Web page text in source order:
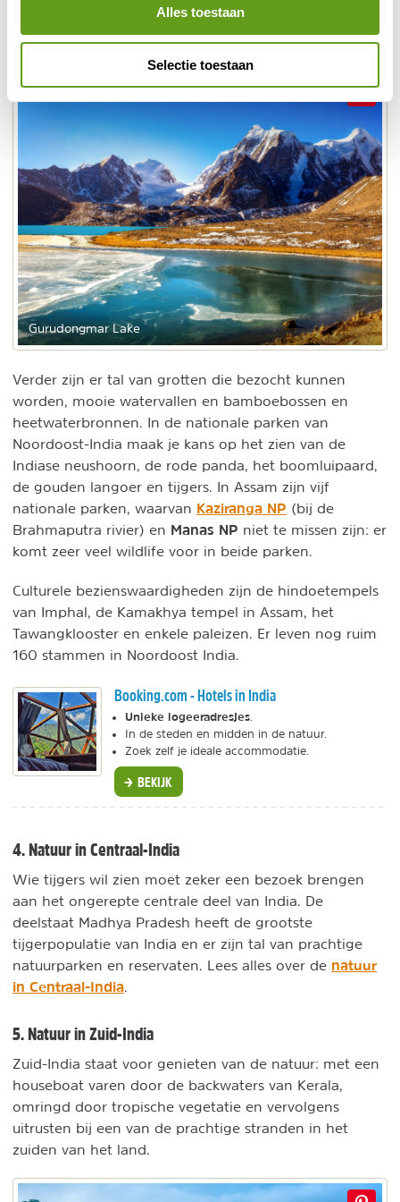
Alles toestaan
Selectie toestaan
zicht op de derde hoogste berg op aarde (8.586 m) in
het Kangchenjunga NP.
Gurudongmar Lake
Verder zijn er tal van grotten die bezocht kunnen
worden, mooie watervallen en bamboebossen en
heetwaterbronnen. In de nationale parken van
Noordoost-India maak je kans op het zien van de
Indiase neushoorn, de rode panda, het boomluipaard,
de gouden langoer en tijgers. In Assam zijn vijf
nationale parken, waarvan Kaziranga NP (bij de
Brahmaputra rivier) en Manas NP niet te missen zijn: er
komt zeer veel wildlife voor in beide parken.
Culturele bezienswaardigheden zijn de hindoetempels
van Imphal, de Kamakhya tempel in Assam, het
Tawangklooster en enkele paleizen. Er leven nog ruim
160 stammen in Noordoost India.
Booking.com - Hotels in India
Unieke logeeradresjes
In de steden en midden in de natuur.
Zoek zelf je ideale accommodatie.
BEKIJK
4. Natuur in Centraal-India
Wie tijgers wil zien moet zeker een bezoek brengen
aan het ongerepte centrale deel van India. De
deelstaat Madhya Pradesh heeft de grootste
tijgerpopulatie van India en er zijn tal van prachtige
natuurparken en reservaten. Lees alles over de natuur
in Centraal-India
5. Natuur in Zuid-India
Zuid-India staat voor genieten van de natuur: met een
houseboat varen door de backwaters van Kerala,
omringd door tropische vegetatie en vervolgens
uitrusten bij een van de prachtige stranden in het
zuiden van het land.